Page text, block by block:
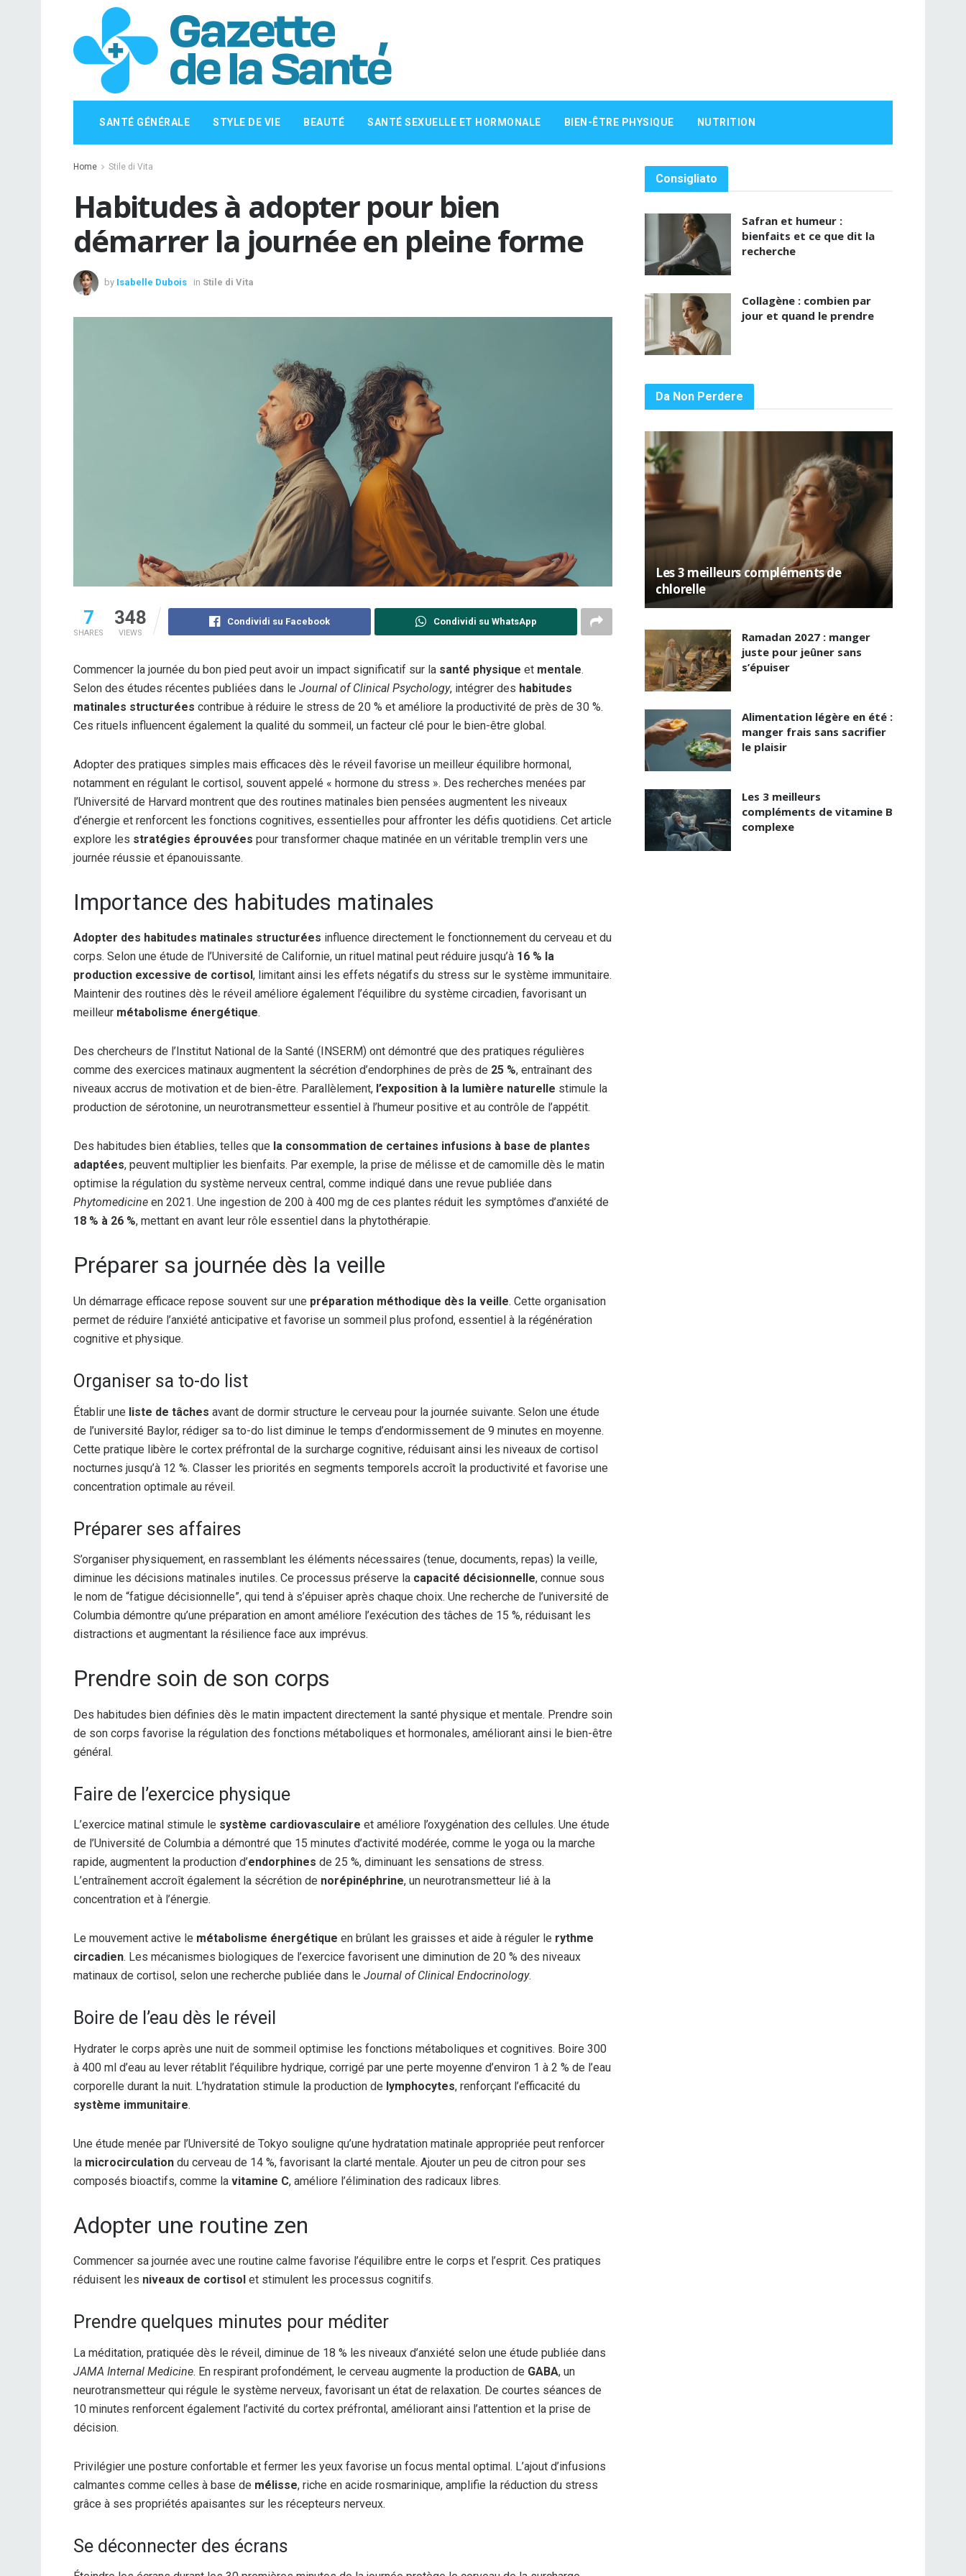
SANTÉ GÉNÉRALE STYLE DE VIE BEAUTÉ SANTÉ SEXUELLE ET HORMONALE BIEN-ÊTRE PHYSIQUE NUTRITION
Home Stile di Vita
Habitudes à adopter pour bien
démarrer la journée en pleine forme
by Isabelle Dubois in Stile di Vita
7
SHARES
348
VIEWS
Condividi su Facebook Condividi su WhatsApp
Commencer la journée du bon pied peut avoir un impact significatif sur la santé physique et mentale.
Selon des études récentes publiées dans le Journal of Clinical Psychology, intégrer des habitudes
matinales structurées contribue à réduire le stress de 20 % et améliore la productivité de près de 30 %.
Ces rituels influencent également la qualité du sommeil, un facteur clé pour le bien-être global.
Adopter des pratiques simples mais efficaces dès le réveil favorise un meilleur équilibre hormonal,
notamment en régulant le cortisol, souvent appelé « hormone du stress ». Des recherches menées par
l’Université de Harvard montrent que des routines matinales bien pensées augmentent les niveaux
d’énergie et renforcent les fonctions cognitives, essentielles pour affronter les défis quotidiens. Cet article
explore les stratégies éprouvées pour transformer chaque matinée en un véritable tremplin vers une
journée réussie et épanouissante.
Importance des habitudes matinales
Adopter des habitudes matinales structurées influence directement le fonctionnement du cerveau et du
corps. Selon une étude de l’Université de Californie, un rituel matinal peut réduire jusqu’à 16 % la
production excessive de cortisol , limitant ainsi les effets négatifs du stress sur le système immunitaire.
Maintenir des routines dès le réveil améliore également l’équilibre du système circadien, favorisant un
meilleur métabolisme énergétique.
Des chercheurs de l’Institut National de la Santé (INSERM) ont démontré que des pratiques régulières
comme des exercices matinaux augmentent la sécrétion d’endorphines de près de 25 %, entraînant des
niveaux accrus de motivation et de bien-être. Parallèlement, l’exposition à la lumière naturelle stimule la
production de sérotonine, un neurotransmetteur essentiel à l’humeur positive et au contrôle de l’appétit.
Des habitudes bien établies, telles que la consommation de certaines infusions à base de plantes
adaptées, peuvent multiplier les bienfaits. Par exemple, la prise de mélisse et de camomille dès le matin
optimise la régulation du système nerveux central, comme indiqué dans une revue publiée dans
Phytomedicine en 2021. Une ingestion de 200 à 400 mg de ces plantes réduit les symptômes d’anxiété de
18 % à 26 %, mettant en avant leur rôle essentiel dans la phytothérapie.
Préparer sa journée dès la veille
Un démarrage efficace repose souvent sur une préparation méthodique dès la veille. Cette organisation
permet de réduire l’anxiété anticipative et favorise un sommeil plus profond, essentiel à la régénération
cognitive et physique.
Organiser sa to-do list
Établir une liste de tâches avant de dormir structure le cerveau pour la journée suivante. Selon une étude
de l’université Baylor, rédiger sa to-do list diminue le temps d’endormissement de 9 minutes en moyenne.
Cette pratique libère le cortex préfrontal de la surcharge cognitive, réduisant ainsi les niveaux de cortisol
nocturnes jusqu’à 12 %. Classer les priorités en segments temporels accroît la productivité et favorise une
concentration optimale au réveil.
Préparer ses affaires
S’organiser physiquement, en rassemblant les éléments nécessaires (tenue, documents, repas) la veille,
diminue les décisions matinales inutiles. Ce processus préserve la capacité décisionnelle, connue sous
le nom de “fatigue décisionnelle”, qui tend à s’épuiser après chaque choix. Une recherche de l’université de
Columbia démontre qu’une préparation en amont améliore l’exécution des tâches de 15 %, réduisant les
distractions et augmentant la résilience face aux imprévus.
Prendre soin de son corps
Des habitudes bien définies dès le matin impactent directement la santé physique et mentale. Prendre soin
de son corps favorise la régulation des fonctions métaboliques et hormonales, améliorant ainsi le bien-être
général.
Faire de l’exercice physique
L’exercice matinal stimule le système cardiovasculaire et améliore l’oxygénation des cellules. Une étude
de l’Université de Columbia a démontré que 15 minutes d’activité modérée, comme le yoga ou la marche
rapide, augmentent la production d’endorphines de 25 %, diminuant les sensations de stress.
L’entraînement accroît également la sécrétion de norépinéphrine, un neurotransmetteur lié à la
concentration et à l’énergie.
Le mouvement active le métabolisme énergétique en brûlant les graisses et aide à réguler le rythme
circadien. Les mécanismes biologiques de l’exercice favorisent une diminution de 20 % des niveaux
matinaux de cortisol, selon une recherche publiée dans le Journal of Clinical Endocrinology.
Boire de l’eau dès le réveil
Hydrater le corps après une nuit de sommeil optimise les fonctions métaboliques et cognitives. Boire 300
à 400 ml d’eau au lever rétablit l’équilibre hydrique, corrigé par une perte moyenne d’environ 1 à 2 % de l’eau
corporelle durant la nuit. L’hydratation stimule la production de lymphocytes, renforçant l’efficacité du
système immunitaire.
Une étude menée par l’Université de Tokyo souligne qu’une hydratation matinale appropriée peut renforcer
la microcirculation du cerveau de 14 %, favorisant la clarté mentale. Ajouter un peu de citron pour ses
composés bioactifs, comme la vitamine C, améliore l’élimination des radicaux libres.
Adopter une routine zen
Commencer sa journée avec une routine calme favorise l’équilibre entre le corps et l’esprit. Ces pratiques
réduisent les niveaux de cortisol et stimulent les processus cognitifs.
Prendre quelques minutes pour méditer
La méditation, pratiquée dès le réveil, diminue de 18 % les niveaux d’anxiété selon une étude publiée dans
JAMA Internal Medicine. En respirant profondément, le cerveau augmente la production de GABA, un
neurotransmetteur qui régule le système nerveux, favorisant un état de relaxation. De courtes séances de
10 minutes renforcent également l’activité du cortex préfrontal, améliorant ainsi l’attention et la prise de
décision.
Privilégier une posture confortable et fermer les yeux favorise un focus mental optimal. L’ajout d’infusions
calmantes comme celles à base de mélisse, riche en acide rosmarinique, amplifie la réduction du stress
grâce à ses propriétés apaisantes sur les récepteurs nerveux.
Se déconnecter des écrans
Consigliato
Safran et humeur :
bienfaits et ce que dit la
recherche
Collagène : combien par
jour et quand le prendre
Da Non Perdere
Les 3 meilleurs compléments de
chlorelle
Ramadan 2027 : manger
juste pour jeûner sans
s’épuiser
Alimentation légère en été :
manger frais sans sacrifier
le plaisir
Les 3 meilleurs
compléments de vitamine B
complexe